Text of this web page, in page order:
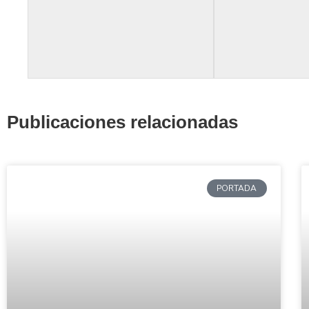
Publicaciones relacionadas
PORTADA